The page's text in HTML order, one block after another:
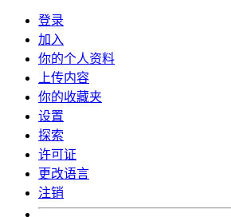
登录
加入
你的个人资料
上传内容
你的收藏夹
设置
探索
许可证
更改语言
注销